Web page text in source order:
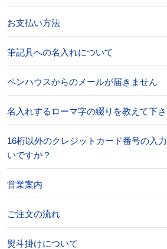
お支払い方法
筆記具への名入れについて
ペンハウスからのメールが届きません
名入れするローマ字の綴りを教えて下
16桁以外のクレジットカード番号の入
いですか？
営業案内
ご注文の流れ
熨斗掛けについて